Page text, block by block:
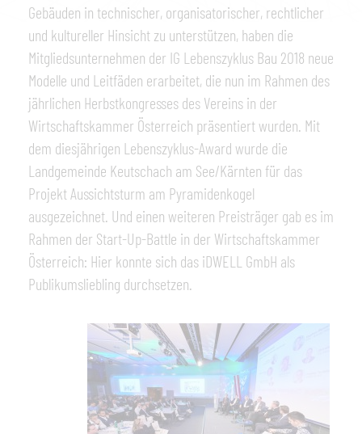
Gebäuden in technischer, organisatorischer, rechtlicher
und kultureller Hinsicht zu unterstützen, haben die
Mitgliedsunternehmen der IG Lebenszyklus Bau 2018 neue
Modelle und Leitfäden erarbeitet, die nun im Rahmen des
jährlichen Herbstkongresses des Vereins in der
Wirtschaftskammer Österreich präsentiert wurden. Mit
dem diesjährigen Lebenszyklus-Award wurde die
Landgemeinde Keutschach am See/Kärnten für das
Projekt Aussichtsturm am Pyramidenkogel
ausgezeichnet. Und einen weiteren Preisträger gab es im
Rahmen der Start-Up-Battle in der Wirtschaftskammer
Österreich: Hier konnte sich das iDWELL GmbH als
Publikumsliebling durchsetzen.